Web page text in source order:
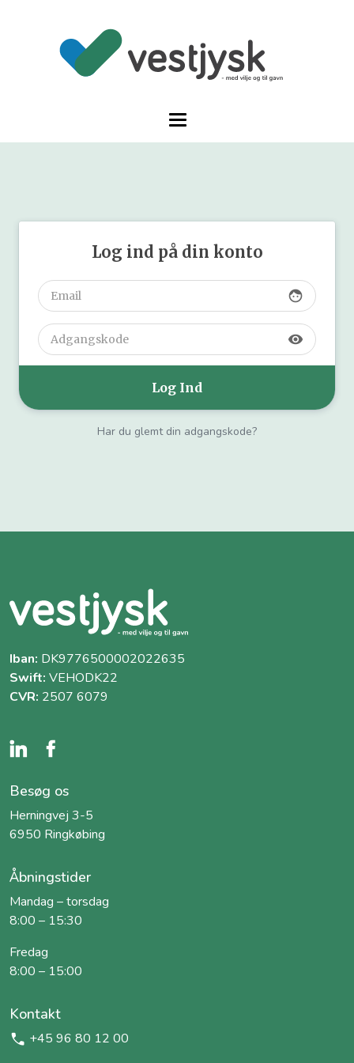
Log ind på din konto
face
visibility
Har du glemt din adgangskode?
Iban: DK9776500002022635
Swift: VEHODK22
CVR: 2507 6079
Besøg os
Herningvej 3-5
6950 Ringkøbing
Åbningstider
Mandag – torsdag
8:00 – 15:30
Fredag
8:00 – 15:00
Kontakt
+45 96 80 12 00